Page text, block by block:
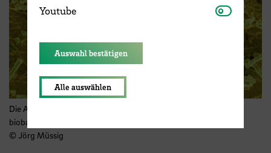
Die Aufnahme zeigt die innere Struktur eines neu entwickelten
biobasierten Verbundwerkstoffs mit verstärkenden Fasern.
© Jörg Müssig
Youtube Youtube
Auswahl bestätigen
Alle auswählen